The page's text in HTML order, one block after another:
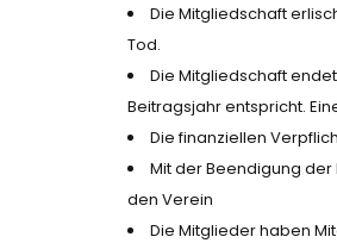
Die Mitgliedschaft
Tod.
Die Mitgliedschaft
Beitragsjahr entspricht.
Die finanziellen
Mit der Beendigung
den Verein
Die Mitglieder haben